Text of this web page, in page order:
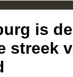
is de
streek